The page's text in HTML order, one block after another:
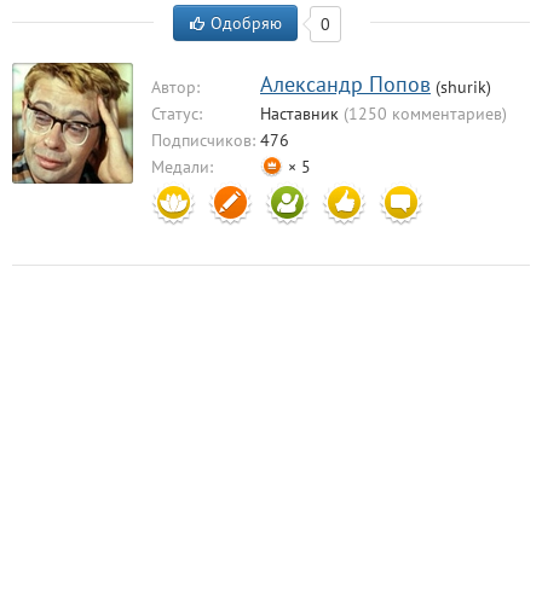
Одобряю 0
Автор: Александр Попов (shurik)
Статус:
Наставник (1250 комментариев)
Подписчиков: 476
Медали:
× 5